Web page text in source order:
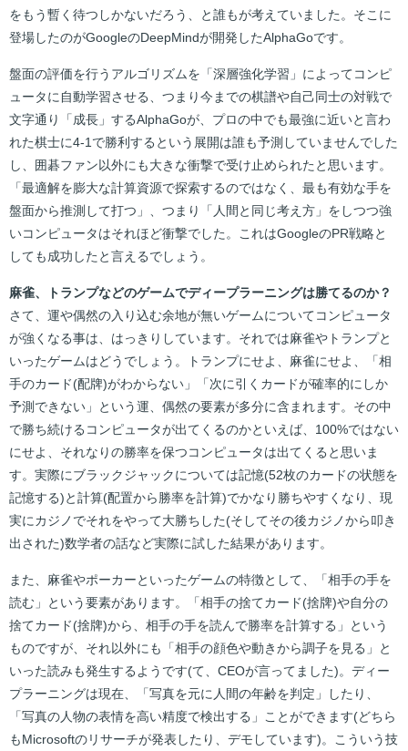
をもう暫く待つしかないだろう、と誰もが考えていました。そこに
登場したのがGoogleのDeepMindが開発したAlphaGoです。
盤面の評価を行うアルゴリズムを「深層強化学習」によってコンピ
ュータに自動学習させる、つまり今までの棋譜や自己同士の対戦で
文字通り「成長」するAlphaGoが、プロの中でも最強に近いと言わ
れた棋士に4-1で勝利するという展開は誰も予測していませんでした
し、囲碁ファン以外にも大きな衝撃で受け止められたと思います。
「最適解を膨大な計算資源で探索するのではなく、最も有効な手を
盤面から推測して打つ」、つまり「人間と同じ考え方」をしつつ強
いコンピュータはそれほど衝撃でした。これはGoogleのPR戦略と
しても成功したと言えるでしょう。
麻雀、トランプなどのゲームでディープラーニングは勝てるのか？
さて、運や偶然の入り込む余地が無いゲームについてコンピュータ
が強くなる事は、はっきりしています。それでは麻雀やトランプと
いったゲームはどうでしょう。トランプにせよ、麻雀にせよ、「相
手のカード(配牌)がわからない」「次に引くカードが確率的にしか
予測できない」という運、偶然の要素が多分に含まれます。その中
で勝ち続けるコンピュータが出てくるのかといえば、100%ではない
にせよ、それなりの勝率を保つコンピュータは出てくると思いま
す。実際にブラックジャックについては記憶(52枚のカードの状態を
記憶する)と計算(配置から勝率を計算)でかなり勝ちやすくなり、現
実にカジノでそれをやって大勝ちした(そしてその後カジノから叩き
出された)数学者の話など実際に試した結果があります。
また、麻雀やポーカーといったゲームの特徴として、「相手の手を
読む」という要素があります。「相手の捨てカード(捨牌)や自分の
捨てカード(捨牌)から、相手の手を読んで勝率を計算する」という
ものですが、それ以外にも「相手の顔色や動きから調子を見る」と
いった読みも発生するようです(て、CEOが言ってました)。ディー
プラーニングは現在、「写真を元に人間の年齢を判定」したり、
「写真の人物の表情を高い精度で検出する」ことができます(どちら
もMicrosoftのリサーチが発表したり、デモしています)。こういう技